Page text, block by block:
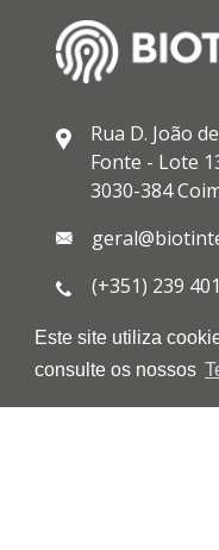
Este site utiliza
consulte os nossos
Rua D. João
Fonte - Lote
3030-384
(+351) 239
(+351) 933
rede móvel